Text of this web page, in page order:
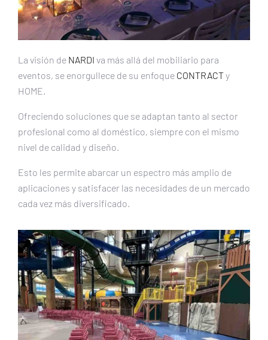
La visión de NARDI va más allá del mobiliario para
eventos, se enorgullece de su enfoque CONTRACTy
HOME.
Ofreciendo soluciones que se adaptan tanto al sector
profesional como al doméstico, siempre con el mismo
nivel de calidad y diseño.
Esto les permite abarcar un espectro más amplio de
aplicaciones y satisfacer las necesidades de un mercado
cada vez más diversificado.